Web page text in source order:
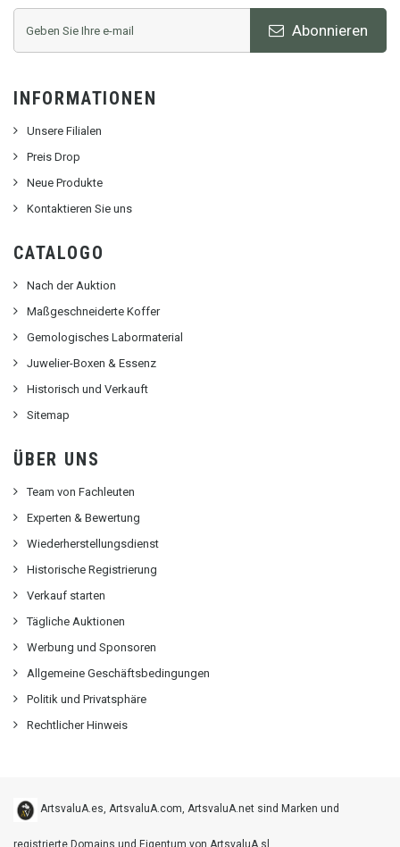
Abonnieren
INFORMATIONEN
Unsere Filialen
Preis Drop
Neue Produkte
Kontaktieren Sie uns
CATALOGO
Nach der Auktion
Maßgeschneiderte Koffer
Gemologisches Labormaterial
Juwelier-Boxen & Essenz
Historisch und Verkauft
Sitemap
ÜBER UNS
Team von Fachleuten
Experten & Bewertung
Wiederherstellungsdienst
Historische Registrierung
Verkauf starten
Tägliche Auktionen
Werbung und Sponsoren
Allgemeine Geschäftsbedingungen
Politik und Privatsphäre
Rechtlicher Hinweis
ArtsvaluA.es, ArtsvaluA.com, ArtsvaluA.net sind Marken und